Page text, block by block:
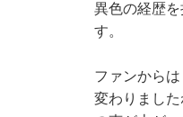
異色の経歴
す。
ファンから
変わりまし